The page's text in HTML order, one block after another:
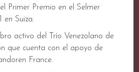
Primer Premio en el Selmer
en Suiza.
activo del Trío Venezolano de
que cuenta con el apoyo de
France.